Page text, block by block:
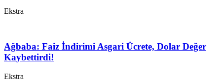
Ekstra
Ağbaba: Faiz İndirimi Asgari Ücrete, Dolar Değer
Kaybettirdi!
Ekstra